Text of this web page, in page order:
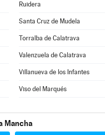
Ruidera
Santa Cruz de Mudela
Torralba de Calatrava
Valenzuela de Calatrava
Villanueva de los Infantes
Viso del Marqués
Mancha